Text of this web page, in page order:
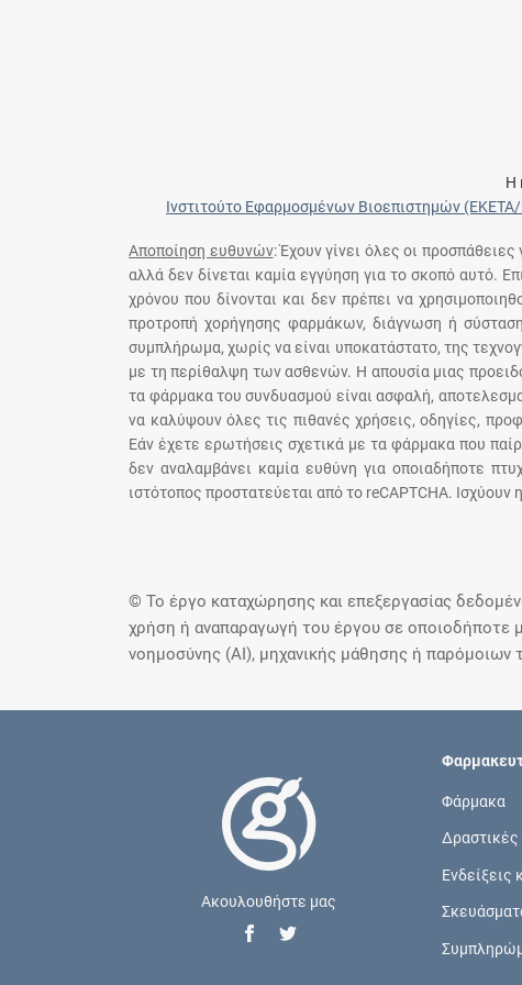
Η
Ινστιτούτο Εφαρμοσμένων Βιοεπιστημών
Αποποίηση ευθυνών: Έχουν γίνει όλες οι
αλλά δεν δίνεται καμία εγγύηση για το σκοπό αυτό.
χρόνου που δίνονται και δεν πρέπει να
προτροπή χορήγησης φαρμάκων, διάγνωση ή
συμπλήρωμα, χωρίς να είναι υποκατάστατο, της
με τη περίθαλψη των ασθενών. Η απουσία μιας
τα φάρμακα του συνδυασμού είναι ασφαλή,
να καλύψουν όλες τις πιθανές χρήσεις, οδηγίες,
Εάν έχετε ερωτήσεις σχετικά με τα φάρμακα που
δεν αναλαμβάνει καμία ευθύνη για οποιαδήποτε
ιστότοπος προστατεύεται από το reCAPTCHA.
© Το έργο καταχώρησης και επεξεργασίας
χρήση ή αναπαραγωγή του έργου σε οποιοδήποτε
νοημοσύνης (AI), μηχανικής μάθησης ή παρόμοιων
Ακουλουθήστε μας
Φάρμακα
Δραστικές
Ενδείξεις